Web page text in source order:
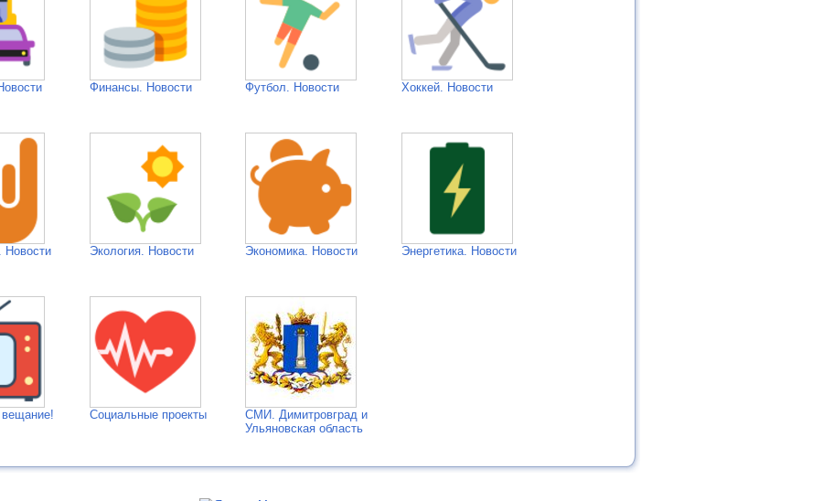
Финансы. Новости Футбол. Новости Хоккей. Новости
Новости Экология. Новости Экономика. Новости Энергетика. Новости
Социальные проекты
СМИ. Димитровград и
Ульяновская область